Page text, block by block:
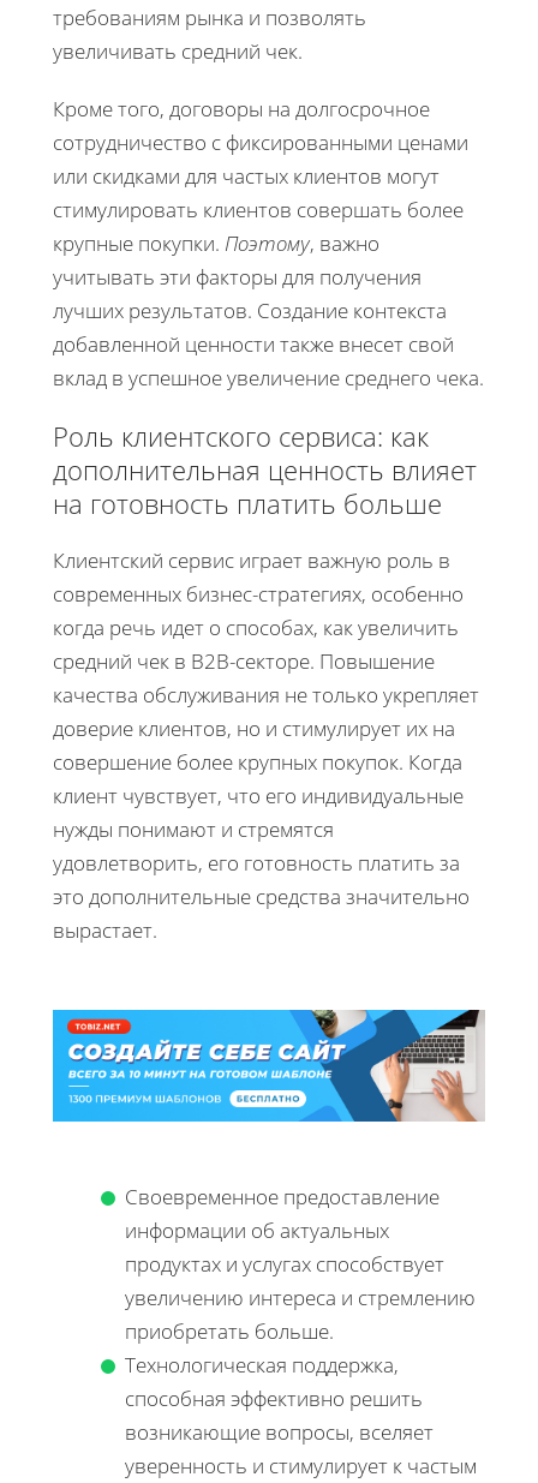
требованиям рынка и позволять
увеличивать средний чек.
Кроме того, договоры на долгосрочное
сотрудничество с фиксированными ценами
или скидками для частых клиентов могут
стимулировать клиентов совершать более
крупные покупки. Поэтому, важно
учитывать эти факторы для получения
лучших результатов. Создание контекста
добавленной ценности также внесет свой
вклад в успешное увеличение среднего чека.
Роль клиентского сервиса: как
дополнительная ценность влияет
на готовность платить больше
Клиентский сервис играет важную роль в
современных бизнес-стратегиях, особенно
когда речь идет о способах, как увеличить
средний чек в B2B-секторе. Повышение
качества обслуживания не только укрепляет
доверие клиентов, но и стимулирует их на
совершение более крупных покупок. Когда
клиент чувствует, что его индивидуальные
нужды понимают и стремятся
удовлетворить, его готовность платить за
это дополнительные средства значительно
вырастает.
Своевременное предоставление
информации об актуальных
продуктах и услугах способствует
увеличению интереса и стремлению
приобретать больше.
Технологическая поддержка,
способная эффективно решить
возникающие вопросы, вселяет
уверенность и стимулирует к частым